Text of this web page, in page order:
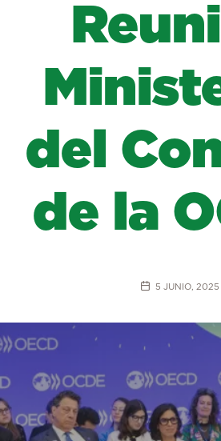
del
de la
5 JUNIO, 2025